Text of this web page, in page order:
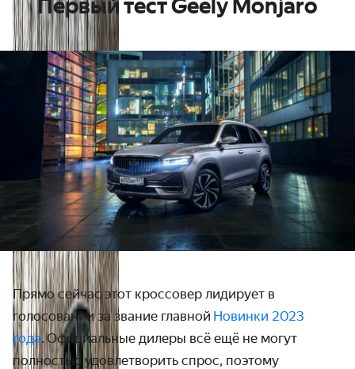
Первый тест Geely Monjaro
Прямо сейчас этот кроссовер лидирует в
голосовании за звание главной Новинки 2023
года.Официальные дилеры всё ещё не могут
полностью удовлетворить спрос, поэтому